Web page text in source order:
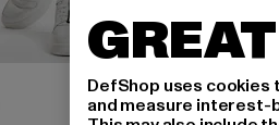
DefShop uses cookies
and measure interest-